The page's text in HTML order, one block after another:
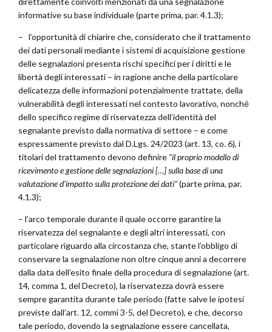
informative su base individuale (parte prima, par. 4.1.3);
– l’opportunità di chiarire che, considerato che il trattamento
dei dati personali mediante i sistemi di acquisizione gestione
delle segnalazioni presenta rischi specifici per i diritti e le
libertà degli interessati – in ragione anche della particolare
delicatezza delle informazioni potenzialmente trattate, della
vulnerabilità degli interessati nel contesto lavorativo, nonché
dello specifico regime di riservatezza dell’identità del
segnalante previsto dalla normativa di settore – e come
espressamente previsto dal D.Lgs. 24/2023 (art. 13, co. 6), i
titolari del trattamento devono definire “il proprio modello di
ricevimento e gestione delle segnalazioni […] sulla base di una
valutazione d’impatto sulla protezione dei dati”(parte prima, par.
4.1.3);
– l’arco temporale durante il quale occorre garantire la
riservatezza del segnalante e degli altri interessati, con
particolare riguardo alla circostanza che, stante l’obbligo di
conservare la segnalazione non oltre cinque anni a decorrere
dalla data dell’esito finale della procedura di segnalazione (art.
14, comma 1, del Decreto), la riservatezza dovrà essere
sempre garantita durante tale periodo (fatte salve le ipotesi
previste dall’art. 12, commi 3-5, del Decreto), e che, decorso
tale periodo, dovendo la segnalazione essere cancellata,